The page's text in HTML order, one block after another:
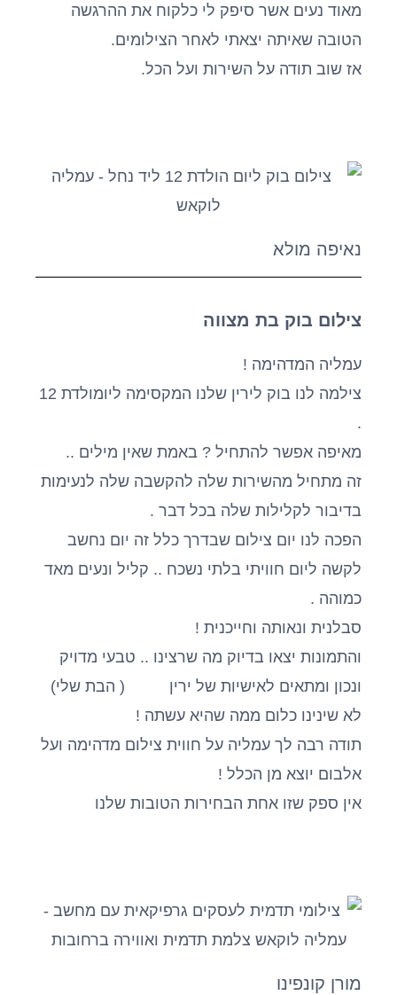
מאוד נעים אשר סיפק לי כלקוח את ההרגשה
הטובה שאיתה יצאתי לאחר הצילומים.
אז שוב תודה על השירות ועל הכל.
נאיפה מולא
צילום בוק בת מצווה
עמליה המדהימה !
צילמה לנו בוק לירין שלנו המקסימה ליומולדת 12
.
מאיפה אפשר להתחיל ? באמת שאין מילים ..
זה מתחיל מהשירות שלה להקשבה שלה לנעימות
בדיבור לקלילות שלה בכל דבר .
הפכה לנו יום צילום שבדרך כלל זה יום נחשב
לקשה ליום חוויתי בלתי נשכח .. קליל ונעים מאד
כמוהה .
סבלנית ונאותה וחייכנית !
והתמונות יצאו בדיוק מה שרצינו .. טבעי מדויק
ונכון ומתאים לאישיות של ירין ( הבת שלי)
לא שינינו כלום ממה שהיא עשתה !
תודה רבה לך עמליה על חווית צילום מדהימה ועל
אלבום יוצא מן הכלל !
אין ספק שזו אחת הבחירות הטובות שלנו
מורן קונפינו